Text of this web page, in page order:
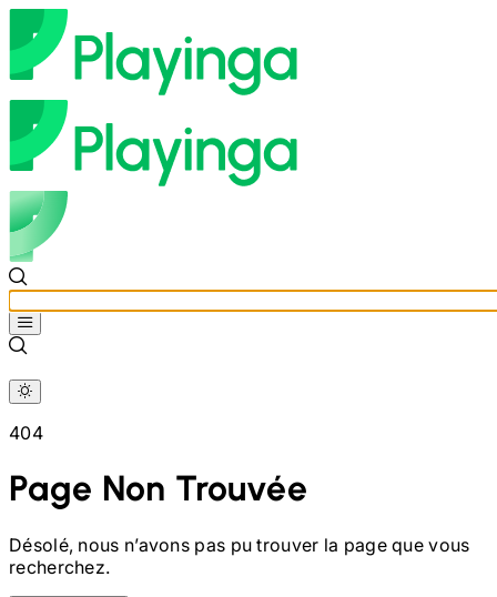
404
Page Non Trouvée
Désolé, nous n’avons pas pu trouver la page que vous
recherchez.